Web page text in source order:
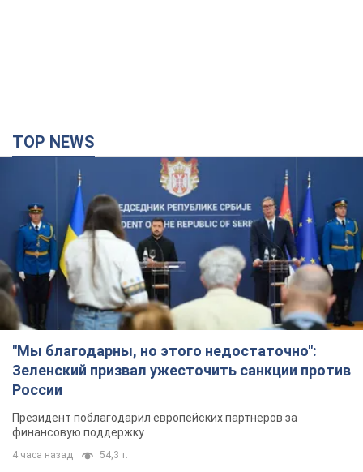
TOP NEWS
"Мы благодарны, но этого недостаточно":
Зеленский призвал ужесточить санкции против
России
Президент поблагодарил европейских партнеров за
финансовую поддержку
4 часа назад 54,3 т.